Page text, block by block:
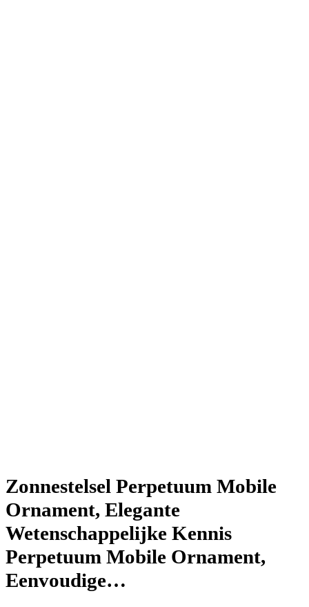
Zonnestelsel Perpetuum Mobile
Ornament, Elegante
Wetenschappelijke Kennis
Perpetuum Mobile Ornament,
Eenvoudige…